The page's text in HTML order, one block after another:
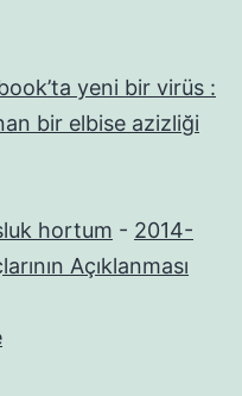
yeni bir virüs :
bir elbise azizliği
hortum - 2014-
Açıklanması